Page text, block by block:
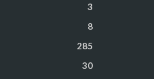
3
8
285
30